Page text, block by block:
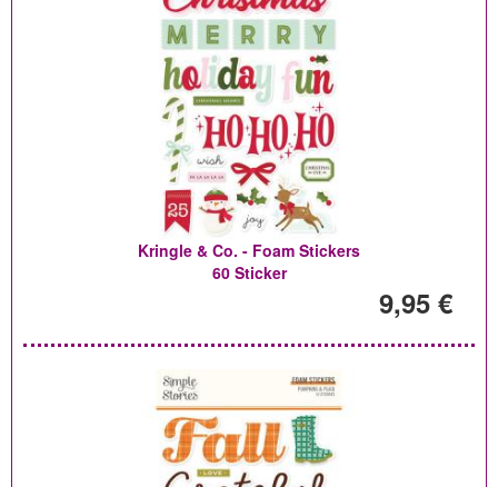
Kringle & Co. - Foam Stickers
60 Sticker
9,95 €